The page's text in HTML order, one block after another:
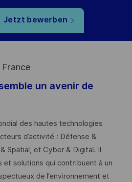
Jetzt bewerben
France
un avenir de
des hautes technologies
d’activité : Défense &
Spatial, et Cyber & Digital. Il
et solutions qui contribuent à un
de l’environnement et